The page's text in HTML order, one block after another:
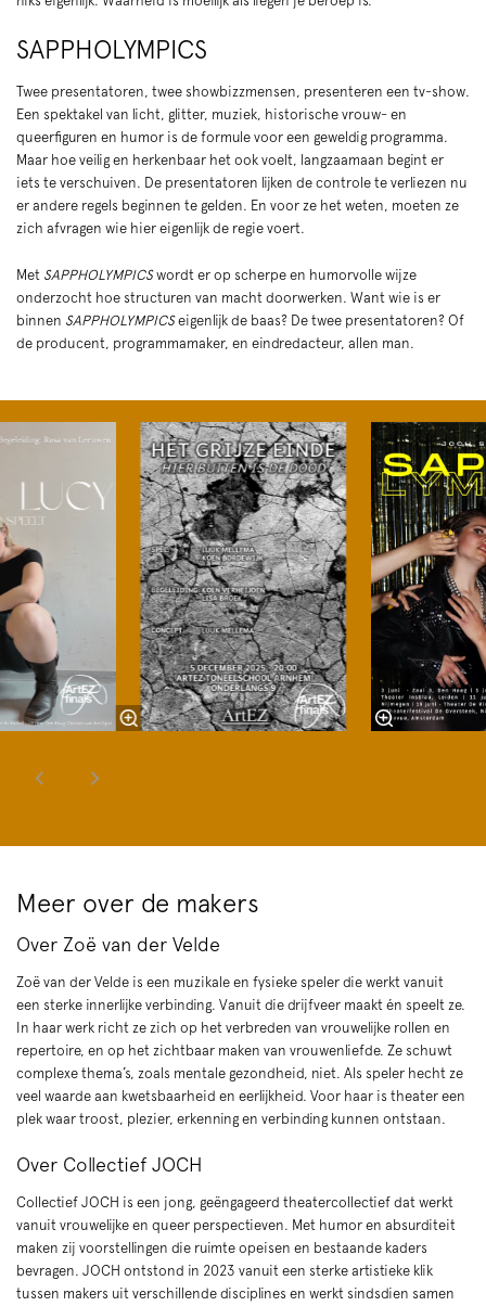
SAPPHOLYMPICS
Twee presentatoren, twee showbizzmensen, presenteren een tv-show.
Een spektakel van licht, glitter, muziek, historische vrouw- en
queerfiguren en humor is de formule voor een geweldig programma.
Maar hoe veilig en herkenbaar het ook voelt, langzaamaan begint er
iets te verschuiven. De presentatoren lijken de controle te verliezen nu
er andere regels beginnen te gelden. En voor ze het weten, moeten ze
zich afvragen wie hier eigenlijk de regie voert.
Met SAPPHOLYMPICSwordt er op scherpe en humorvolle wijze
onderzocht hoe structuren van macht doorwerken. Want wie is er
binnen SAPPHOLYMPICSeigenlijk de baas? De twee presentatoren? Of
de producent, programmamaker, en eindredacteur, allen man.
Meer over de makers
Over Zoë van der Velde
Zoë van der Velde is een muzikale en fysieke speler die werkt vanuit
een sterke innerlijke verbinding. Vanuit die drijfveer maakt én speelt ze.
In haar werk richt ze zich op het verbreden van vrouwelijke rollen en
repertoire, en op het zichtbaar maken van vrouwenliefde. Ze schuwt
complexe thema’s, zoals mentale gezondheid, niet. Als speler hecht ze
veel waarde aan kwetsbaarheid en eerlijkheid. Voor haar is theater een
plek waar troost, plezier, erkenning en verbinding kunnen ontstaan.
Over Collectief JOCH
Collectief JOCH is een jong, geëngageerd theatercollectief dat werkt
vanuit vrouwelijke en queer perspectieven. Met humor en absurditeit
maken zij voorstellingen die ruimte opeisen en bestaande kaders
bevragen. JOCH ontstond in 2023 vanuit een sterke artistieke klik
tussen makers uit verschillende disciplines en werkt sindsdien samen